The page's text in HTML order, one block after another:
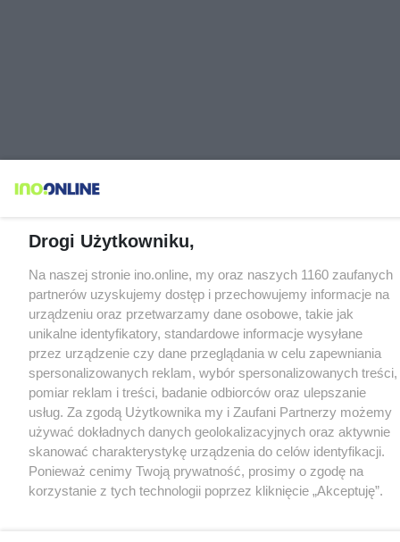
Drogi Użytkowniku,
Na naszej stronie ino.online, my oraz naszych 1160 zaufanych
partnerów uzyskujemy dostęp i przechowujemy informacje na
urządzeniu oraz przetwarzamy dane osobowe, takie jak
unikalne identyfikatory, standardowe informacje wysyłane
przez urządzenie czy dane przeglądania w celu zapewniania
spersonalizowanych reklam, wybór spersonalizowanych treści,
pomiar reklam i treści, badanie odbiorców oraz ulepszanie
usług. Za zgodą Użytkownika my i Zaufani Partnerzy możemy
używać dokładnych danych geolokalizacyjnych oraz aktywnie
skanować charakterystykę urządzenia do celów identyfikacji.
Ponieważ cenimy Twoją prywatność, prosimy o zgodę na
korzystanie z tych technologii poprzez kliknięcie „Akceptuję”.